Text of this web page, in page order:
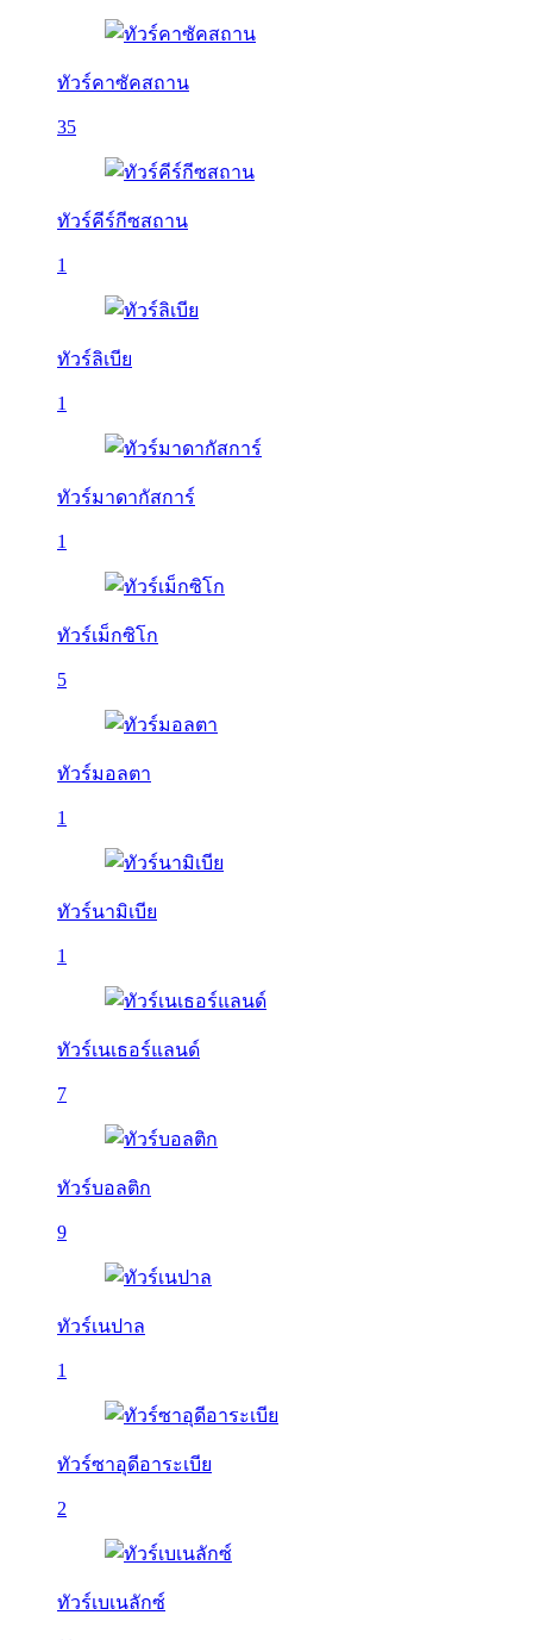
ทัวร์คาซัคสถาน
35
ทัวร์คีร์กีซสถาน
1
ทัวร์ลิเบีย
1
ทัวร์มาดากัสการ์
1
ทัวร์เม็กซิโก
5
ทัวร์มอลตา
1
ทัวร์นามิเบีย
1
ทัวร์เนเธอร์แลนด์
7
ทัวร์บอลติก
9
ทัวร์เนปาล
1
ทัวร์ซาอุดีอาระเบีย
2
ทัวร์เบเนลักซ์